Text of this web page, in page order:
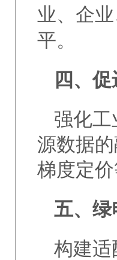
业、企
平。
四、
强化工
源数据
梯度定
五、绿
构建适